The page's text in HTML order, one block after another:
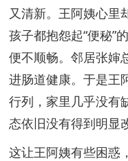
又清新。王阿姨心里
孩子都抱怨起“便秘”
便不顺畅。邻居张婶
进肠道健康。于是王
行列，家里几乎没有
态依旧没有得到明显
这让王阿姨有些困惑